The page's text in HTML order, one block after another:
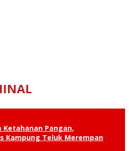
Ketahanan Pangan,
Kampung Teluk Merempan